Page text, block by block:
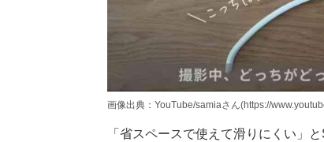
画像出典：YouTube/samiaさん(https://
「省スペースで使えて滑りにくい」